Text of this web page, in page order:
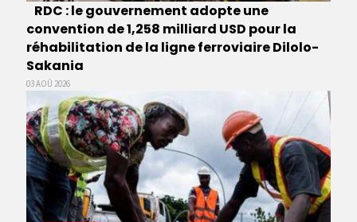
RDC : le gouvernement adopte une
convention de 1,258 milliard USD pour la
réhabilitation de la ligne ferroviaire Dilolo-
Sakania
03 AOÛ 2026